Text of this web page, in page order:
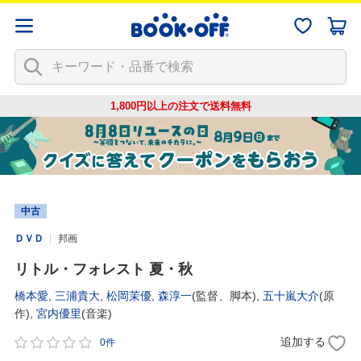
1,800円以上の注文で送料無料
中古
ＤＶＤ 邦画
リトル・フォレスト 夏・秋
橋本愛 三浦貴大 松岡茉優 森淳一(監督、脚本), 五十嵐大介(原
作), 宮内優里(音楽)
0件 追加する